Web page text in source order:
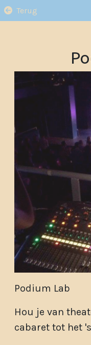
Terug
Podium Lab
Hou je van
cabaret tot het